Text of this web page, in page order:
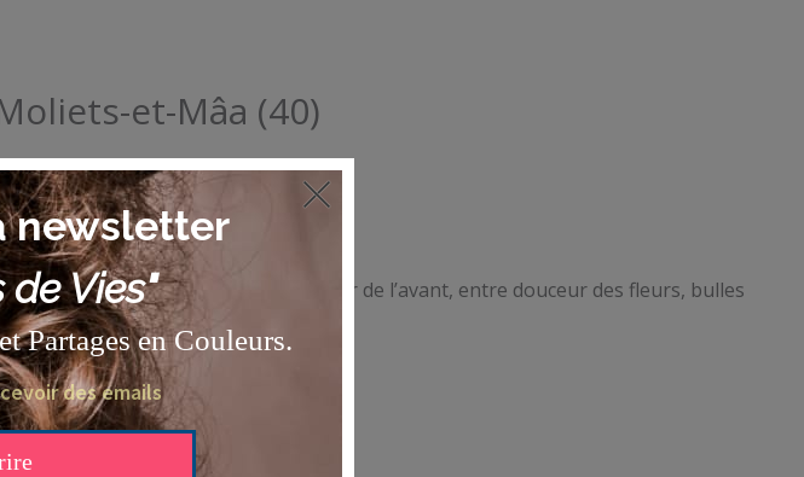
et-Mâa (40)
(40) avec Amélie Taverne.
souhait de partager et de regarder de l’avant, entre douceur des fleurs, bulles